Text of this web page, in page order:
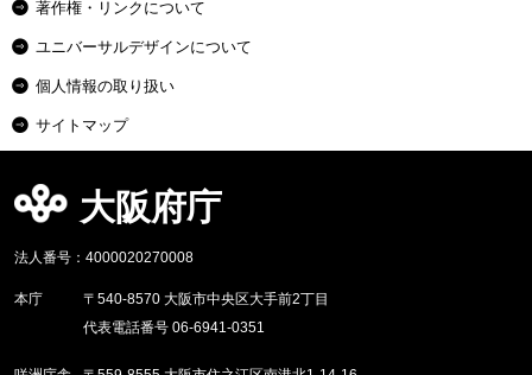
著作権・リンクについて
ユニバーサルデザインについて
個人情報の取り扱い
サイトマップ
大阪府庁
法人番号：4000020270008
本庁
〒540-8570 大阪市中央区大手前2丁目
代表電話番号 06-6941-0351